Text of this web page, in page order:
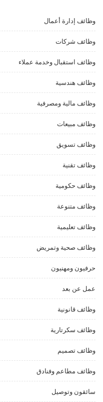
وظائف إدارة أعمال
وظائف شركات
وظائف استقبال وخدمة عملاء
وظائف هندسية
وظائف مالية ومصرفية
وظائف مبيعات
وظائف تسويق
وظائف تقنية
وظائف حكومية
وظائف متنوعة
وظائف تعليمية
وظائف صحية وتمريض
حرفيون ومهنيون
عمل عن بعد
وظائف قانونية
وظائف سكرتارية
وظائف تصميم
وظائف مطاعم وفنادق
سائقون وتوصيل